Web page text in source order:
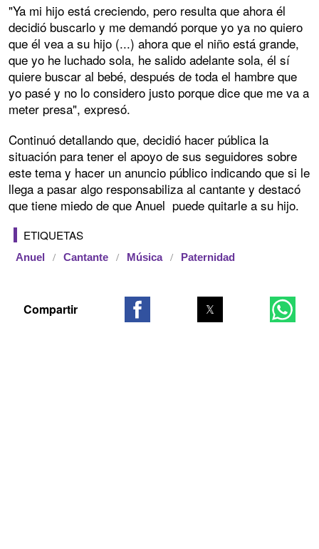
"Ya mi hijo está creciendo, pero resulta que ahora él
decidió buscarlo y me demandó porque yo ya no quiero
que él vea a su hijo (...) ahora que el niño está grande,
que yo he luchado sola, he salido adelante sola, él sí
quiere buscar al bebé, después de toda el hambre que
yo pasé y no lo considero justo porque dice que me va a
meter presa", expresó.
Continuó detallando que, decidió hacer pública la
situación para tener el apoyo de sus seguidores sobre
este tema y hacer un anuncio público indicando que si le
llega a pasar algo responsabiliza al cantante y destacó
que tiene miedo de que Anuel puede quitarle a su hijo.
ETIQUETAS
Anuel Cantante Música Paternidad